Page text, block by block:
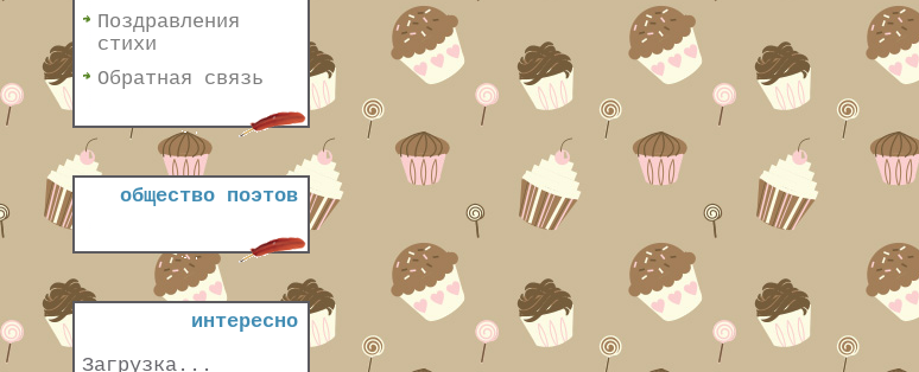
Поздравления
стихи
Обратная связь
общество поэтов
интересно
Загрузка...